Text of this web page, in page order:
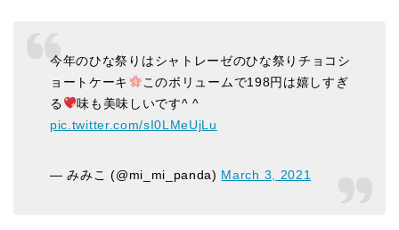
今年のひな祭りはシャトレーゼのひな祭りチョコシ
ョートケーキ
このボリュームで198円は嬉しすぎ
る
味も美味しいです^ ^
pic.twitter.com/sI0LMeUjLu
— みみこ (@mi_mi_panda) March 3, 2021